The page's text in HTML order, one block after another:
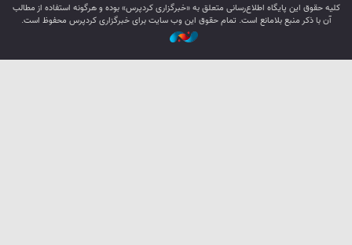
کليه حقوق اين پایگاه اطلاع‌رسانی متعلق به «خبرگزاری کردپرس» بوده و هرگونه استفاده از مطالب
آن با ذکر منبع بلامانع است. تمام حقوق این وب سایت برای خبرگزاری کردپرس محفوظ است.